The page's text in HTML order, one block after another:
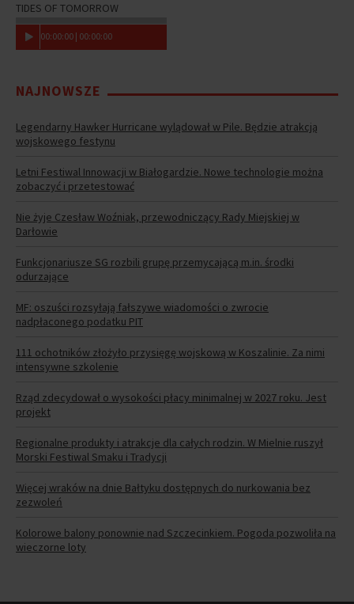
TIDES OF TOMORROW
00:00:00 | 00:00:00
NAJNOWSZE
Legendarny Hawker Hurricane wylądował w Pile. Będzie atrakcją
wojskowego festynu
Letni Festiwal Innowacji w Białogardzie. Nowe technologie można
zobaczyć i przetestować
Nie żyje Czesław Woźniak, przewodniczący Rady Miejskiej w
Darłowie
Funkcjonariusze SG rozbili grupę przemycającą m.in. środki
odurzające
MF: oszuści rozsyłają fałszywe wiadomości o zwrocie
nadpłaconego podatku PIT
111 ochotników złożyło przysięgę wojskową w Koszalinie. Za nimi
intensywne szkolenie
Rząd zdecydował o wysokości płacy minimalnej w 2027 roku. Jest
projekt
Regionalne produkty i atrakcje dla całych rodzin. W Mielnie ruszył
Morski Festiwal Smaku i Tradycji
Więcej wraków na dnie Bałtyku dostępnych do nurkowania bez
zezwoleń
Kolorowe balony ponownie nad Szczecinkiem. Pogoda pozwoliła na
wieczorne loty